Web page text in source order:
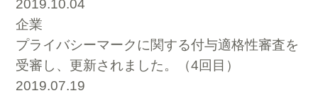
2019.10.04
企業
プライバシーマークに関する付与適格性審査を
受審し、更新されました。（4回目）
2019.07.19